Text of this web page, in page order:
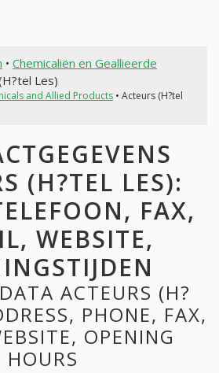
• Chemicaliën en Geallieerde
Les)
and Allied Products• Acteurs (H?tel
(H?TEL LES):
FAX,
WEBSITE,
ACTEURS (H?
PHONE, FAX,
OPENING
HOURS